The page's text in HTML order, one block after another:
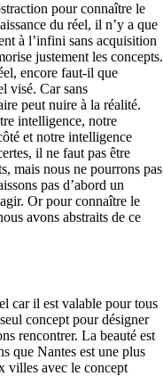
pour connaître le
du réel, il n’y a que
à l’infini sans acquisition
justement les concepts.
encore faut-il que
visé. Car sans
peut nuire à la réalité.
intelligence, notre
et notre intelligence
il ne faut pas être
mais nous ne pourrons pas
pas d’abord un
Or pour connaître le
avons abstraits de ce
car il est valable pour tous
concept pour désigner
rencontrer. La beauté est
que Nantes est une plus
villes avec le concept